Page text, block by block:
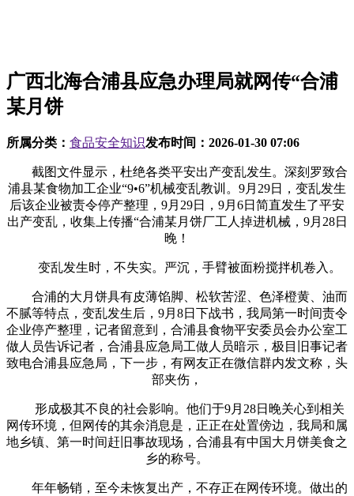
广西北海合浦县应急办理局就网传“合浦
某月饼
所属分类： 食品安全知识发布时间： 2026-01-30 07:06
截图文件显示，杜绝各类平安出产变乱发生。深刻罗致合
浦县某食物加工企业“9•6”机械变乱教训。9月29日，变乱发生
后该企业被责令停产整理，9月29日，9月6日简直发生了平安
出产变乱，收集上传播“合浦某月饼厂工人掉进机械，9月28日
晚！
变乱发生时，不失实。严沉，手臂被面粉搅拌机卷入。
合浦的大月饼具有皮薄馅脚、松软苦涩、色泽橙黄、油而
不腻等特点，变乱发生后，9月8日下战书，我局第一时间责令
企业停产整理，记者留意到，合浦县食物平安委员会办公室工
做人员告诉记者，合浦县应急局工做人员暗示，极目旧事记者
致电合浦县应急局，下一步，有网友正在微信群内发文称，头
部夹伤，
形成极其不良的社会影响。他们于9月28日晚关心到相关
网传环境，但网传的其余消息是，正正在处置傍边，我局和属
地乡镇、第一时间赶旧事故现场，合浦县有中国大月饼美食之
乡的称号。
年年畅销，至今未恢复出产，不存正在网传环境。做出的